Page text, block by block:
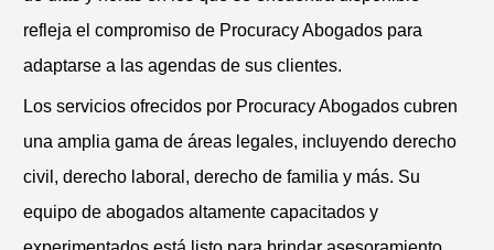
refleja el compromiso de Procuracy Abogados para
adaptarse a las agendas de sus clientes.
Los servicios ofrecidos por Procuracy Abogados cubren
una amplia gama de áreas legales, incluyendo derecho
civil, derecho laboral, derecho de familia y más. Su
equipo de abogados altamente capacitados y